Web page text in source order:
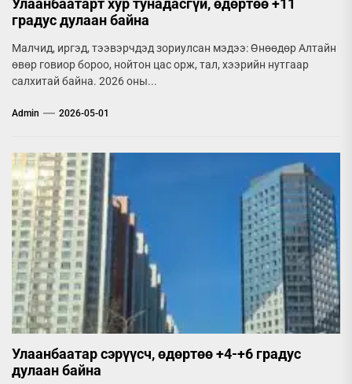
Улаанбаатарт хур тунадасгүй, өдөртөө +11
градус дулаан байна
Малчид, иргэд, тээвэрчдэд зориулсан мэдээ: Өнөөдөр Алтайн
өвөр говиор бороо, нойтон цас орж, тал, хээрийн нутгаар
салхитай байна. 2026 оны...
Admin 2026-05-01
Улаанбаатар сэрүүсч, өдөртөө +4-+6 градус
дулаан байна